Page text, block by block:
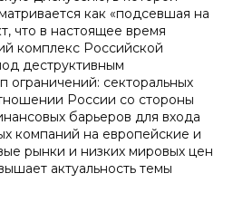
как «подсевшая на
что в настоящее время
комплекс Российской
деструктивным
ограничений: секторальных
России со стороны
барьеров для входа
компаний на европейские и
рынки и низких мировых цен
актуальность темы